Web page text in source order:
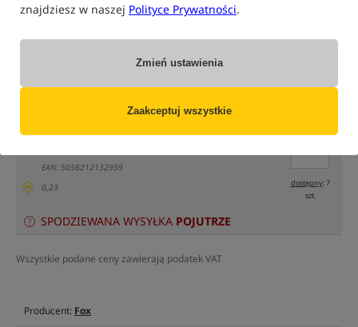
znajdziesz w naszej Polityce Prywatności.
Zmień ustawienia
Zaakceptuj wszystkie
(część opcji mogła zostać ukryta przez wybrany sposób filtrowania)
EAN: 5056212132959
0,23
dostępny: 7
szt.
SPODZIEWANA WYSYŁKA POJUTRZE
Wszystkie podane ceny zawierają podatek VAT
Producent: Fox